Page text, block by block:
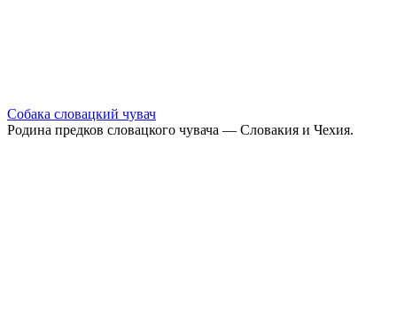
Собака словацкий чувач
Родина предков словацкого чувача — Словакия и Чехия.